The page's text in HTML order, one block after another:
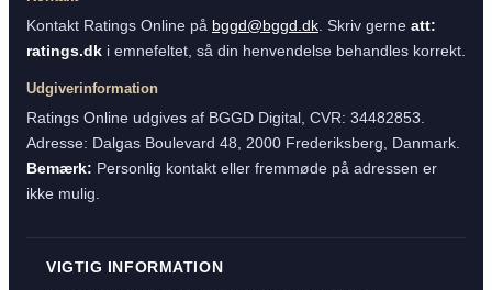
Kontakt Ratings Online på bggd@bggd.dk. Skriv gerne att:
ratings.dk i emnefeltet, så din henvendelse behandles korrekt.
Udgiverinformation
Ratings Online udgives af BGGD Digital, CVR: 34482853.
Adresse: Dalgas Boulevard 48, 2000 Frederiksberg, Danmark.
Bemærk: Personlig kontakt eller fremmøde på adressen er
ikke mulig.
VIGTIG INFORMATION